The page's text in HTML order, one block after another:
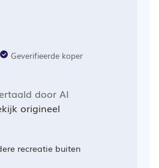
Geverifieerde koper
door AI
origineel
recreatie buiten